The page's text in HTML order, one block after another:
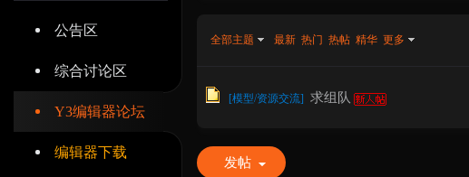
公告区
综合讨论区
Y3编辑器论坛
编辑器下载
全部主题 最新 热门 热帖 精华 更多
[模型/资源交流] 求组队
发帖